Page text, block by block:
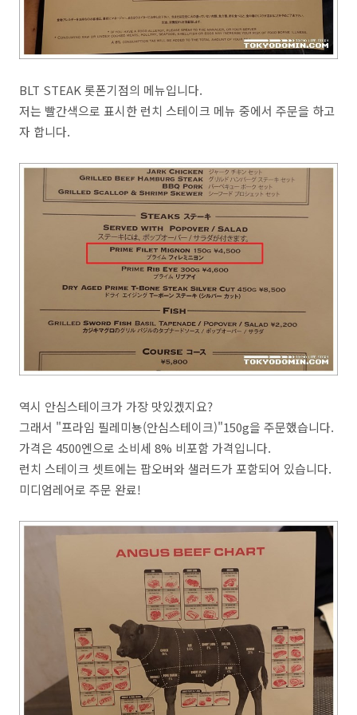
BLT STEAK 롯폰기점의 메뉴입니다.
저는 빨간색으로 표시한 런치 스테이크 메뉴 중에서 주문을 하고
자 합니다.
역시 안심스테이크가 가장 맛있겠지요?
그래서 "프라임 필레미뇽(안심스테이크)"150g을 주문했습니다.
가격은 4500엔으로 소비세 8% 비포함 가격입니다.
런치 스테이크 셋트에는 팝오버와 샐러드가 포함되어 있습니다.
미디엄레어로 주문 완료!